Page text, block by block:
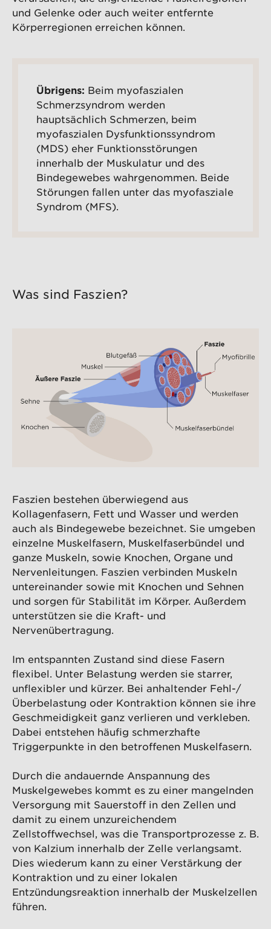
und Gelenke oder auch weiter entfernte
Körperregionen erreichen können.
Übrigens: Beim myofaszialen
Schmerzsyndrom werden
hauptsächlich Schmerzen, beim
myofaszialen Dysfunktionssyndrom
(MDS) eher Funktionsstörungen
innerhalb der Muskulatur und des
Bindegewebes wahrgenommen. Beide
Störungen fallen unter das myofasziale
Syndrom (MFS).
Was sind Faszien?
Faszien bestehen überwiegend aus
Kollagenfasern, Fett und Wasser und werden
auch als Bindegewebe bezeichnet. Sie umgeben
einzelne Muskelfasern, Muskelfaserbündel und
ganze Muskeln, sowie Knochen, Organe und
Nervenleitungen. Faszien verbinden Muskeln
untereinander sowie mit Knochen und Sehnen
und sorgen für Stabilität im Körper. Außerdem
unterstützen sie die Kraft- und
Nervenübertragung.
Im entspannten Zustand sind diese Fasern
flexibel. Unter Belastung werden sie starrer,
unflexibler und kürzer. Bei anhaltender Fehl-/
Überbelastung oder Kontraktion können sie ihre
Geschmeidigkeit ganz verlieren und verkleben.
Dabei entstehen häufig schmerzhafte
Triggerpunkte in den betroffenen Muskelfasern.
Durch die andauernde Anspannung des
Muskelgewebes kommt es zu einer mangelnden
Versorgung mit Sauerstoff in den Zellen und
damit zu einem unzureichendem
Zellstoffwechsel, was die Transportprozesse z. B.
von Kalzium innerhalb der Zelle verlangsamt.
Dies wiederum kann zu einer Verstärkung der
Kontraktion und zu einer lokalen
Entzündungsreaktion innerhalb der Muskelzellen
führen.